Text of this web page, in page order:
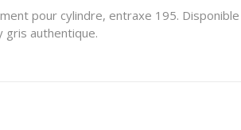
pour cylindre, entraxe 195.
gris authentique.